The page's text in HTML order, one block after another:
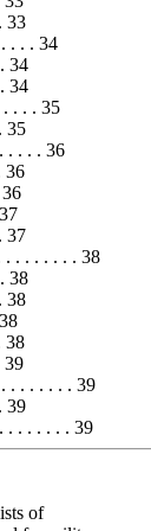
33
. . . 34
34
34
. . . 35
35
. . . . 36
36
37
. . . . . . . . 38
38
38
38
39
. . . . . . . 39
39
. . . . . . . 39
of